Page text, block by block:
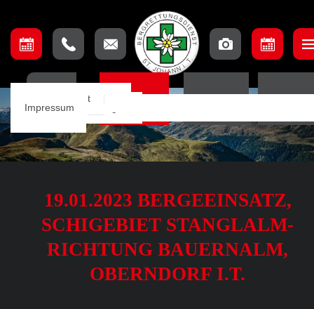
Einsätze
Einsatzbeschreibung
Einsatzkarte
Mannschaft
Ausbildungsteam
Aufnahmebedingungen
Lage & Anfahrt
Impressum
19.01.2023 BERGEEINSATZ,
SCHIGEBIET STANGLALM-
RICHTUNG BAUERNALM,
OBERNDORF I.T.